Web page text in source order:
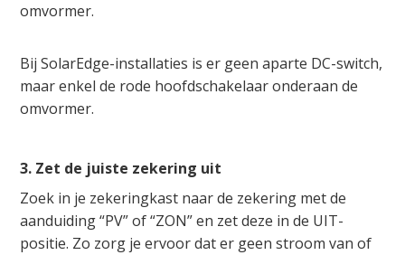
omvormer.
Bij SolarEdge-installaties is er geen aparte DC-switch,
maar enkel de rode hoofdschakelaar onderaan de
omvormer.
3. Zet de juiste zekering uit
Zoek in je zekeringkast naar de zekering met de
aanduiding “PV” of “ZON” en zet deze in de UIT-
positie. Zo zorg je ervoor dat er geen stroom van of